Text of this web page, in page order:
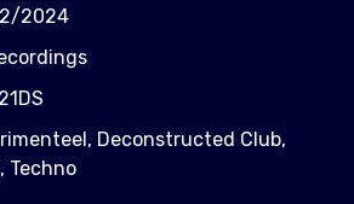
2024
Deconstructed Club,
Techno